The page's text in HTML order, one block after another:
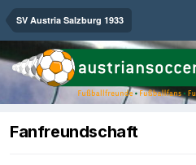
SV Austria Salzburg 1933
Fanfreundschaft